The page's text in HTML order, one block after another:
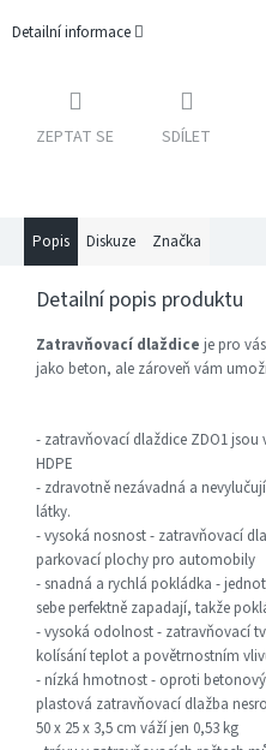
Detailní informace
ZEPTAT SE SDÍLET
Popis Diskuze Značka
Detailní popis produktu
Zatravňovací dlaždice je pro
jako beton, ale zároveň vám
- zatravňovací dlaždice ZDO1 jsou
HDPE
- zdravotně nezávadná a
látky.
- vysoká nosnost - zatravňovací
parkovací plochy pro automobily
- snadná a rychlá pokládka -
sebe perfektně zapadají, takže
- vysoká odolnost - zatravňovací
kolísání teplot a povětrnostním
- nízká hmotnost - oproti
plastová zatravňovací dlažba
50 x 25 x 3,5 cm váží jen 0,53 kg